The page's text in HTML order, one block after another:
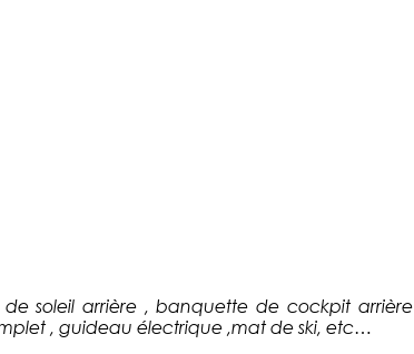
soleil arrière , banquette de cockpit arrière
, guideau électrique ,mat de ski, etc…